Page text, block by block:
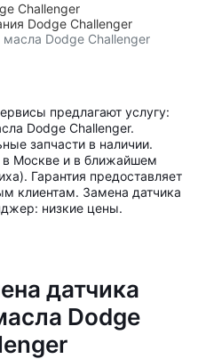
Challenger
Dodge Challenger
Dodge Challenger
предлагают услугу:
Dodge Challenger.
запчасти в наличии.
в Москве и в ближайшем
Гарантия предоставляет
клиентам. Замена датчика
низкие цены.
датчика
Dodge